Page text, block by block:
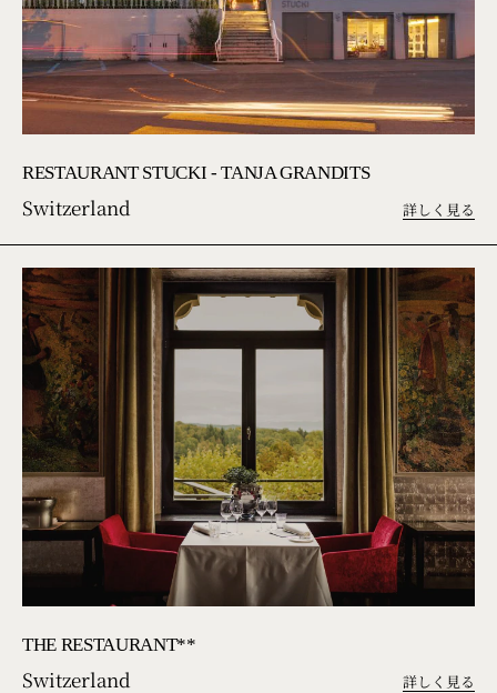
RESTAURANT STUCKI - TANJA GRANDITS
Switzerland 詳しく見る
THE RESTAURANT**
Switzerland 詳しく見る